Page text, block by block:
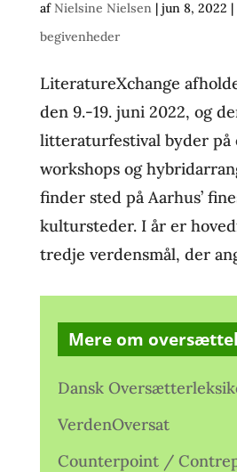
afNielsine Nielsen| jun 8, 2022 |
begivenheder
LiteratureXchange
den 9.-19. juni 2022, og
litteraturfestival byder på
workshops og
finder sted på Aarhus’
kultursteder. I år er
tredje verdensmål, der
Mere om
Dansk
VerdenOversat
Counterpoint /